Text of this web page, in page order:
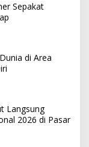
Sepakat
di Area
Langsung
2026 di Pasar